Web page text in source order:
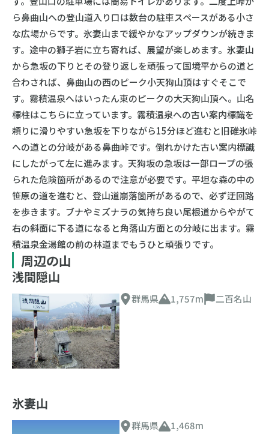
ら鼻曲山への登山道入り口は数台の駐車スペースがある小さ
な広場からです。氷妻山まで緩やかなアップダウンが続きま
す。途中の獅子岩に立ち寄れば、展望が楽しめます。氷妻山
から急坂の下りとその登り返しを頑張って国境平からの道と
合わされば、鼻曲山の西のピーク小天狗山頂はすぐそこで
す。霧積温泉へはいったん東のピークの大天狗山頂へ。山名
標柱はこちらに立っています。霧積温泉への古い案内標識を
頼りに滑りやすい急坂を下りながら15分ほど進むと旧碓氷峠
への道との分岐がある鼻曲峠です。倒れかけた古い案内標識
にしたがって左に進みます。天狗坂の急坂は一部ロープの張
られた危険箇所があるので注意が必要です。平坦な森の中の
笹原の道を進むと、登山道崩落箇所があるので、必ず迂回路
を歩きます。ブナやミズナラの気持ち良い尾根道からやがて
右の斜面に下る道になると角落山方面との分岐に出ます。霧
積温泉金湯館の前の林道までもうひと頑張りです。
周辺の山
浅間隠山
群馬県 1,757m 二百名山
氷妻山
群馬県 1,468m